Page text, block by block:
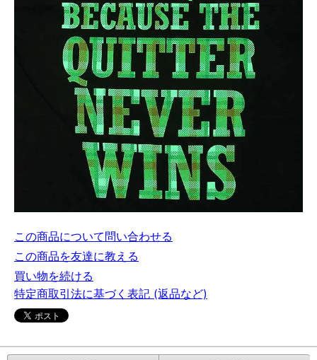
この商品について問い合わせる
この商品を友達に教える
買い物を続ける
特定商取引法に基づく表記 (返品など)